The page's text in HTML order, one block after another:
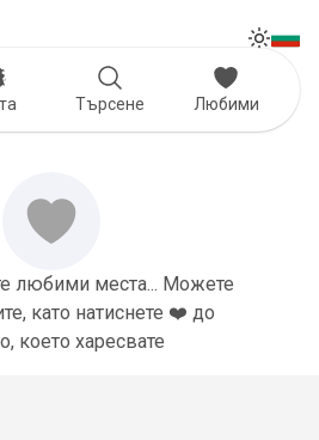
любими места... Можете
като натиснете ❤️ до
което харесвате
Търсене Любими